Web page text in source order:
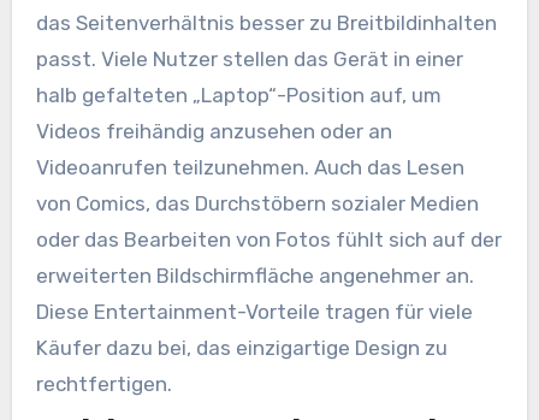
das Seitenverhältnis besser zu Breitbildinhalten
passt. Viele Nutzer stellen das Gerät in einer
halb gefalteten „Laptop“-Position auf, um
Videos freihändig anzusehen oder an
Videoanrufen teilzunehmen. Auch das Lesen
von Comics, das Durchstöbern sozialer Medien
oder das Bearbeiten von Fotos fühlt sich auf der
erweiterten Bildschirmfläche angenehmer an.
Diese Entertainment-Vorteile tragen für viele
Käufer dazu bei, das einzigartige Design zu
rechtfertigen.